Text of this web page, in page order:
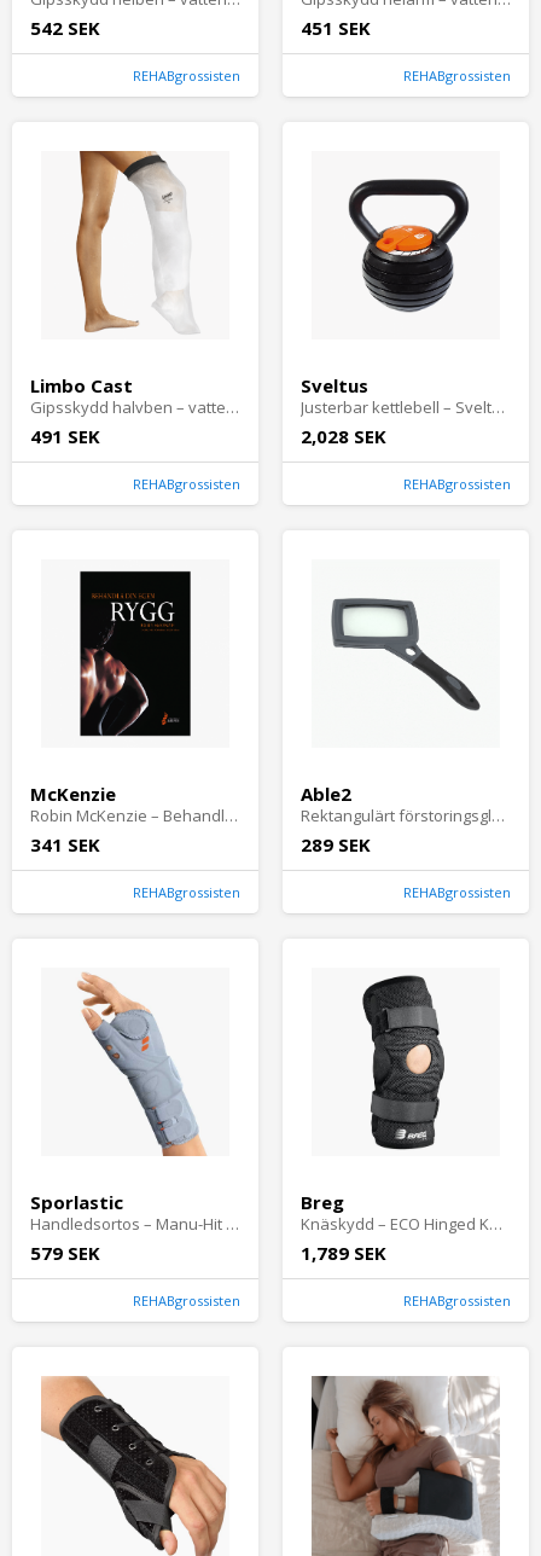
542 SEK
REHABgrossisten
451 SEK
REHABgrossisten
Limbo Cast
Gipsskydd halvben – vattentätt benskydd för gips 73 cm
491 SEK
REHABgrossisten
Sveltus
Justerbar kettlebell – Sveltus | Smart viktjustering för styrka, explosivitet och uthållighet. Perfekt för funktionell träning hemma eller på gym.
2,028 SEK
REHABgrossisten
McKenzie
Robin McKenzie – Behandla din egen rygg | Självhjälpsbok med övningar mot ryggsmärta, stelhet & diskbesvär. Praktisk guide för hemträning & lindring.
341 SEK
REHABgrossisten
Able2
Rektangulärt förstoringsglas med bifokal 11,5x förstoring
289 SEK
REHABgrossisten
Sporlastic
Handledsortos – Manu-Hit Pollex | Stabiliserar handled och tumme vid stukning, artros och överbelastning. Justerbart stöd för rehab och vardag.
579 SEK
REHABgrossisten
Breg
Knäskydd – ECO Hinged Knee | Ledad ortos som stabiliserar vid instabilt knä, ledbandsskada och smärta. För sport, vardag, rehab och återhämtning.
1,789 SEK
REHABgrossisten